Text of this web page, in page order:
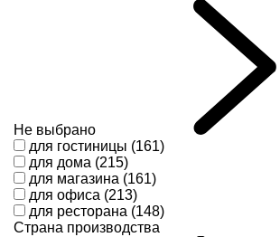
Не выбрано
для гостиницы (161)
для дома (215)
для магазина (161)
для офиса (213)
для ресторана (148)
Страна производства